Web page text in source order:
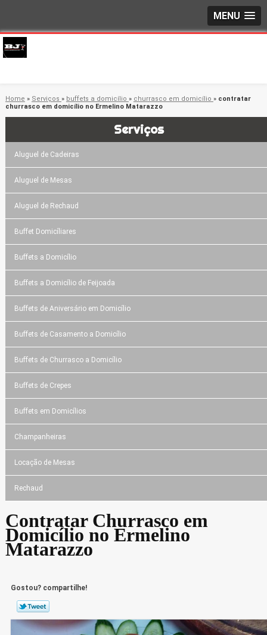
MENU
Home » Serviços » buffets a domicílio » churrasco em domicílio » contratar
churrasco em domicílio no Ermelino Matarazzo
Serviços
Aluguel de Cadeiras
Aluguel de Mesas
Aluguel de Rechaud
Buffet Domicíliares
Buffets a Domicílio
Buffets a Domicílio de Feijoada
Buffets de Aniversário em Domicílio
Buffets de Casamento a Domicílio
Buffets de Churrasco a Domicílio
Buffets de Crepes
Buffets em Domicílios
Champanheiras
Locação de Mesas
Rechaud
Contratar Churrasco em
Domicílio no Ermelino
Matarazzo
Gostou? compartilhe!